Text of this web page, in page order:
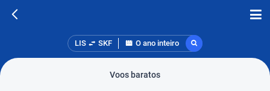
LIS SKF O ano inteiro
Voos baratos